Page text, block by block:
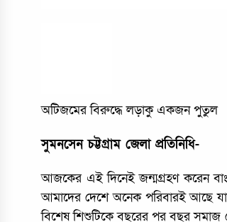
অটিজমের বিরুদ্ধে লড়াকু একজন পুতুল
সুমনসেন চট্টগ্রাম জেলা প্রতিনিধি-
আজকের এই দিনেই জন্মগ্রহণ করেন
আমাদের দেশে অনেক পরিবারই আছে
বিশেষ শিশুটিকে বছরের পর বছর সমাজ